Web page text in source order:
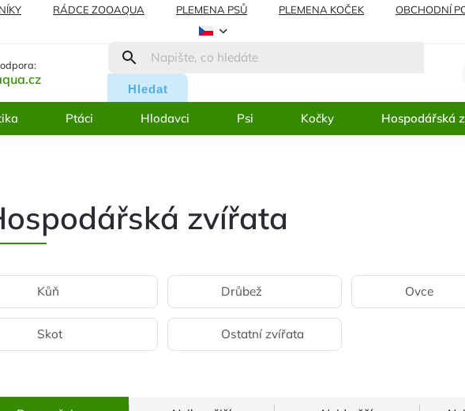
RÁDCE ZOOAQUA PLEMENA PSŮ PLEMENA KOČEK OBCHODNÍ
Hledat
Ptáci Hlodavci Psi Kočky Hospodářská
zvířata
Kůň Drůbež Ovce
Skot Ostatní zvířata